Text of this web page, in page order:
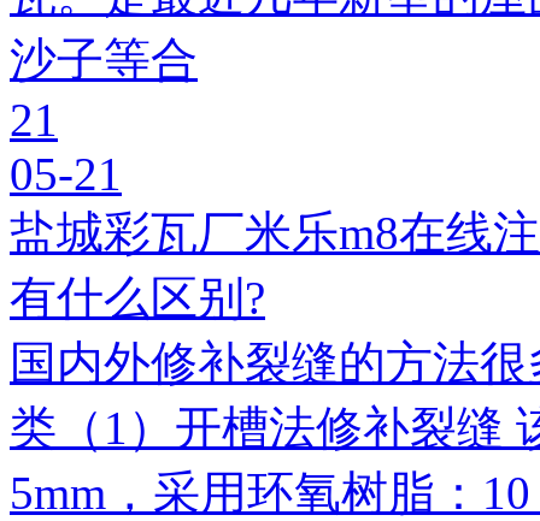
沙子等合
21
05-21
盐城彩瓦厂米乐m8在线
有什么区别?
国内外修补裂缝的方法
类（1）开槽法修补裂缝
5mm，采用环氧树脂：